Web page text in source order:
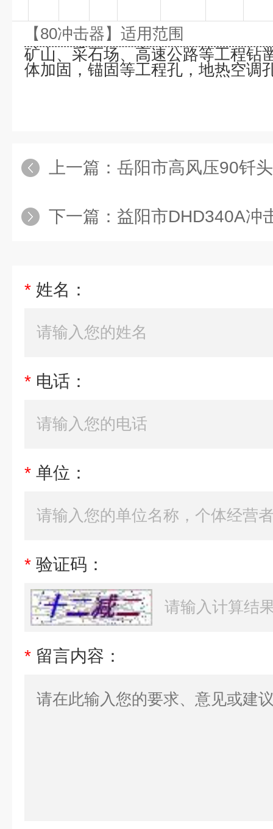
【80冲击器】适用范围
矿山、采石场、高速公路等工程钻
体加固，锚固等工程孔，地热空调
上一篇： 岳阳市高风压90钎
下一篇： 益阳市DHD340A冲击
* 姓名：
* 电话：
* 单位：
* 验证码：
* 留言内容：